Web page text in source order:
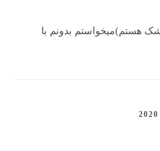
هستم)میخواستم بدونم با